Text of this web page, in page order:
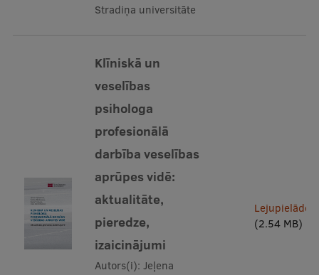
History
Visual Identity
RSU Great Hall
Museums and exhibitions
Stradiņa universitāte
Klīniskā un
veselības
psihologa
profesionālā
darbība veselības
aprūpes vidē:
aktualitāte,
pieredze,
izaicinājumi
Autors(i): Jeļena
Lejupielādēt
(2.54 MB)